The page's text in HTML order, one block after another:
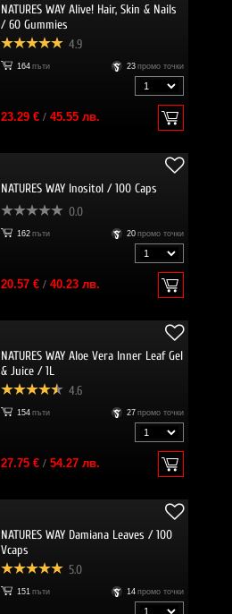
NATURES WAY Alive! Hair, Skin & Nails
/ 60 Gummies
4.9
164 пъти 23 промо точки
23.29 €/ 45.55 лв.
NATURES WAY Inositol / 100 Caps
0.0
162 пъти 20 промо точки
20.57 €/ 40.23 лв.
NATURES WAY Aloe Vera Inner Leaf Gel
& Juice / 1L
4.6
154 пъти 27 промо точки
27.75 €/ 54.27 лв.
NATURES WAY Damiana Leaves / 100
Vcaps
5.0
151 пъти 14 промо точки